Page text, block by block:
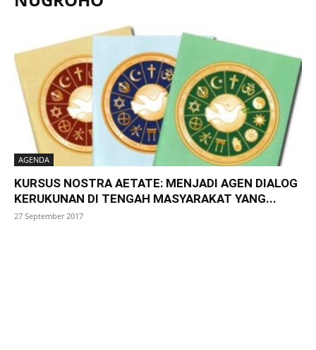
AGENDA
KURSUS NOSTRA AETATE: MENJADI AGEN DIALOG
KERUKUNAN DI TENGAH MASYARAKAT YANG...
27 September 2017